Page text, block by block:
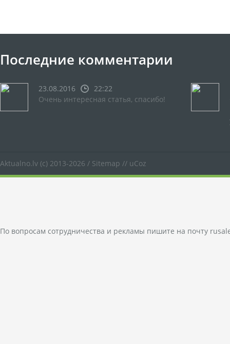
Последние комментарии
23.08.2016
22:22
Очень интересная статья, спасибо!
Aktualno.lv (c) 2013-2026 / Sitemap // uCoz
По вопросам сотрудничества и рекламы пишите на почту